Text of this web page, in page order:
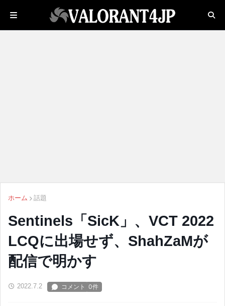
ホーム 話題
Sentinels「SicK」、VCT 2022
LCQに出場せず、ShahZaMが
配信で明かす
2022.7.2